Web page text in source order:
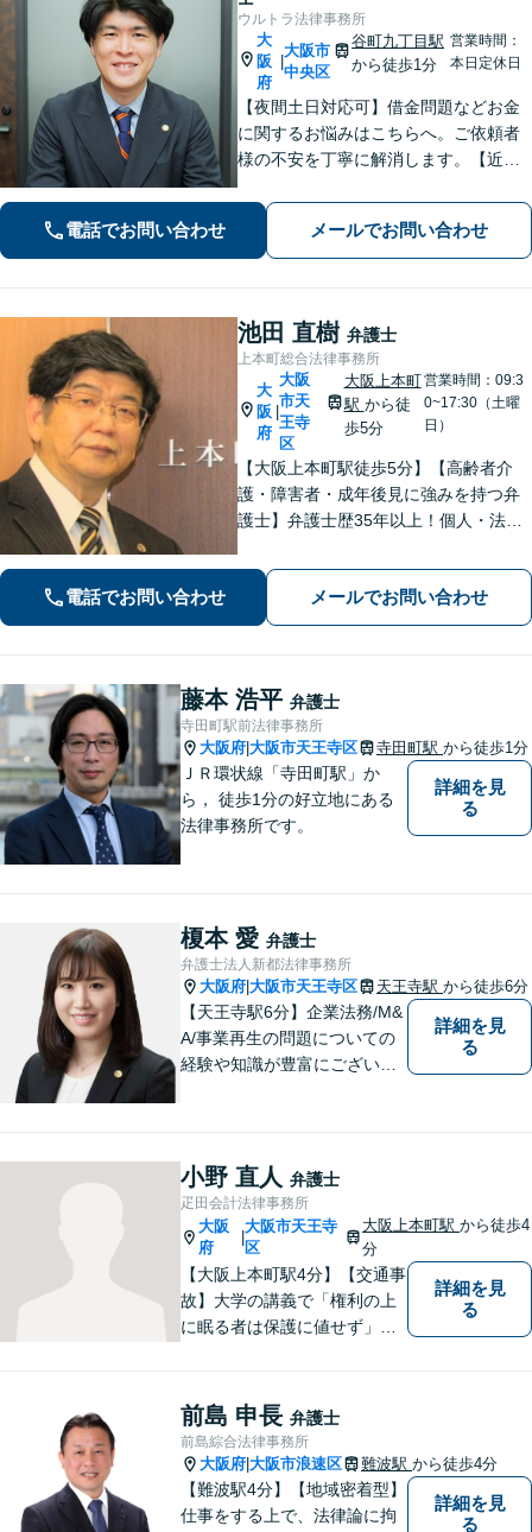
ウルトラ法律事務所
大
阪
府
|
大阪市
中央区
谷町九丁目駅
から徒歩1分
営業時間：
本日定休日
【夜間土日対応可】借金問題などお金
に関するお悩みはこちらへ。ご依頼者
様の不安を丁寧に解消します。【近鉄
電話でお問い合わせ メールでお問い合わせ
池田 直樹 弁護士
上本町総合法律事務所
大
阪
府
|
大阪
市天
王寺
区
大阪上本町
駅 から徒
歩5分
営業時間：09:3
0~17:30（土曜
日）
【大阪上本町駅徒歩5分】【高齢者介
護・障害者・成年後見に強みを持つ弁
護士】弁護士歴35年以上！個人・法人
い、解決へと導きます。私たちが必ず
あなたの力になりますので、お気軽に
ご相談ください。
電話でお問い合わせ メールでお問い合わせ
藤本 浩平 弁護士
寺田町駅前法律事務所
大阪府 大阪市天王寺区 寺田町駅 から徒歩1分
ＪＲ環状線「寺田町駅」か
ら， 徒歩1分の好立地にある
法律事務所です。
詳細を見
る
榎本 愛 弁護士
弁護士法人新都法律事務所
大阪府 大阪市天王寺区 天王寺駅 から徒歩6分
【天王寺駅6分】企業法務/M&
A/事業再生の問題についての
経験や知識が豊富にございま
ください。
詳細を見
る
小野 直人 弁護士
疋田会計法律事務所
大阪
府
大阪市天王寺
区
大阪上本町駅から徒歩4
分
【大阪上本町駅4分】【交通事
故】大学の講義で「権利の上
に眠る者は保護に値せず」と
使できずにいる方々の力にな
りたいと弁護士を志しまし
た。 これまで多様なご相談に
向き合ってきた経験を活か
し、丁寧かつ柔軟な対応を心
がけています。
詳細を見
る
前島 申長 弁護士
前島綜合法律事務所
大阪府 大阪市浪速区 難波駅 から徒歩4分
【難波駅4分】【地域密着型】
仕事をする上で、法律論に拘
詳細を見
る